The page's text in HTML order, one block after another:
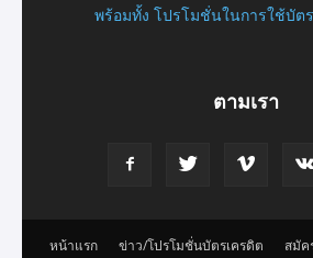
พร้อมทั้ง โปรโมชั่นในการใช้บัต
ตามเรา
หน้าแรก ข่าว/โปรโมชั่นบัตรเครดิต
สมัค